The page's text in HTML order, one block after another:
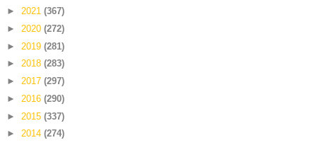
► 2021 (367)
► 2020 (272)
► 2019 (281)
► 2018 (283)
► 2017 (297)
► 2016 (290)
► 2015 (337)
► 2014 (274)